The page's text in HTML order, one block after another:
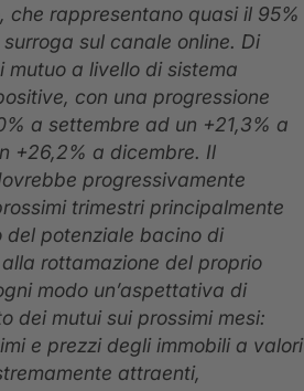
che rappresentano quasi il 95%
sul canale online. Di
mutuo a livello di sistema
con una progressione
a settembre ad un +21,3% a
+26,2% a dicembre. Il
progressivamente
trimestri principalmente
del potenziale bacino di
rottamazione del proprio
modo un’aspettativa di
dei mutui sui prossimi mesi:
e prezzi degli immobili a valori
attraenti,